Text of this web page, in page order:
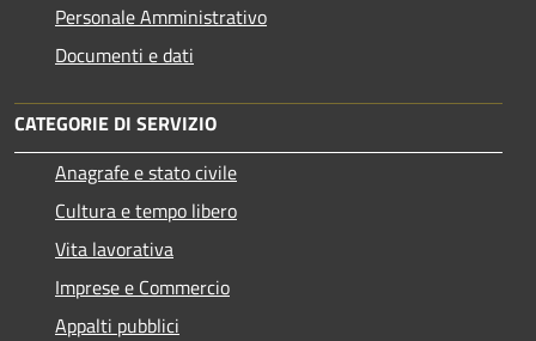
Personale Amministrativo
Documenti e dati
CATEGORIE DI SERVIZIO
Anagrafe e stato civile
Cultura e tempo libero
Vita lavorativa
Imprese e Commercio
Appalti pubblici